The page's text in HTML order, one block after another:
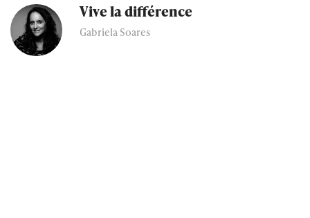
Vive la différence
Gabriela Soares